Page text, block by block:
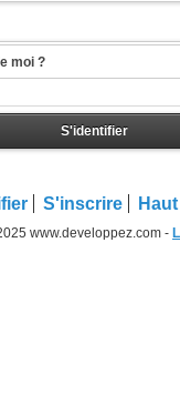
moi ?
S'identifier
S'inscrire
www.developpez.com -